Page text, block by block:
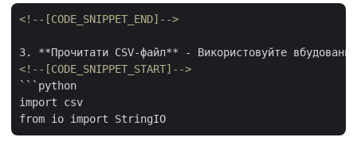
<!--[CODE_SNIPPET_END]-->
<!--[CODE_SNIPPET_START]-->
```python
import csv